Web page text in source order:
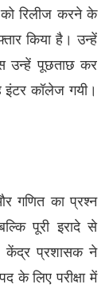
को रिलीज करने के
किया है। उन्हें
उन्हें पूछताछ कर
इंटर कॉलेज गयी।
गणित का प्रश्न
पूरी इरादे से
केंद्र प्रशासक ने
के लिए परीक्षा में